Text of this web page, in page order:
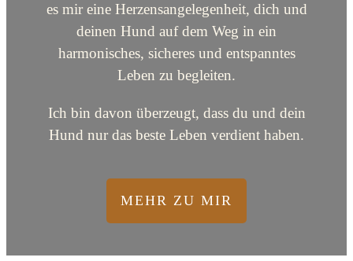
es mir eine Herzensangelegenheit, dich und
deinen Hund auf dem Weg in ein
harmonisches, sicheres und entspanntes
Leben zu begleiten.
Ich bin davon überzeugt, dass du und dein
Hund nur das beste Leben verdient haben.
MEHR ZU MIR